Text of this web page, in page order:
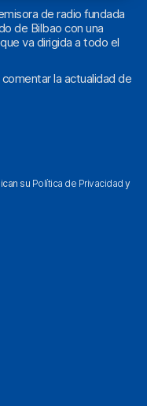
de radio fundada
de Bilbao con una
va dirigida a todo el
la actualidad de
su Política de Privacidad y